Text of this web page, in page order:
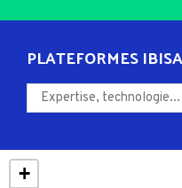
PLATEFORMES IBISA
+